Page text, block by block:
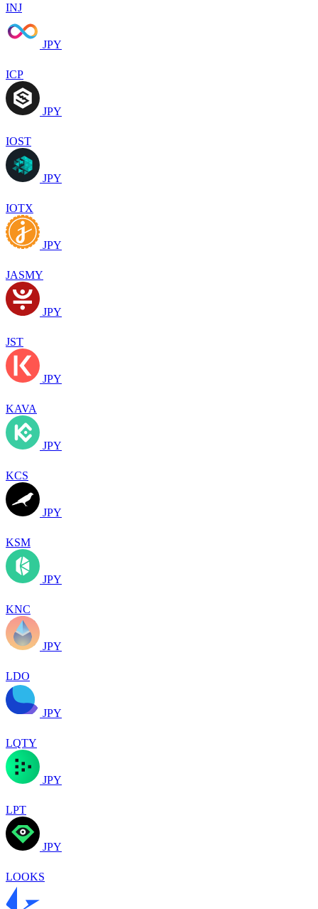
INJ
JPY
ICP
JPY
IOST
JPY
IOTX
JPY
JASMY
JPY
JST
JPY
KAVA
JPY
KCS
JPY
KSM
JPY
KNC
JPY
LDO
JPY
LQTY
JPY
LPT
JPY
LOOKS